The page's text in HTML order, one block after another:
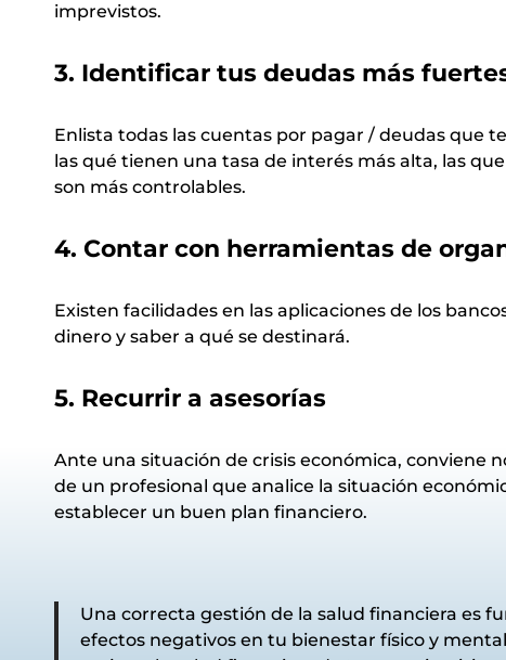
imprevistos.
3. Identificar tus deudas más
Enlista todas las cuentas por pagar / deudas que
las qué tienen una tasa de interés más alta, las
son más controlables.
4. Contar con herramientas de
Existen facilidades en las aplicaciones de los
dinero y saber a qué se destinará.
5. Recurrir a asesorías
Ante una situación de crisis económica, conviene
de un profesional que analice la situación
establecer un buen plan financiero.
Una correcta gestión de la salud financiera es
efectos negativos en tu bienestar físico y